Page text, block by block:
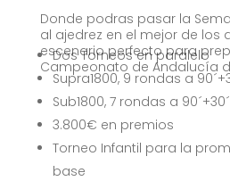
Donde podras pasar la
al ajedrez en el mejor de los
escenario perfecto para
Campeonato de Andalucía
Dos Torneos en paralelo
Supra1800, 9 rondas a
Sub1800, 7 rondas a
3.800€ en premios
Torneo Infantil para la
base